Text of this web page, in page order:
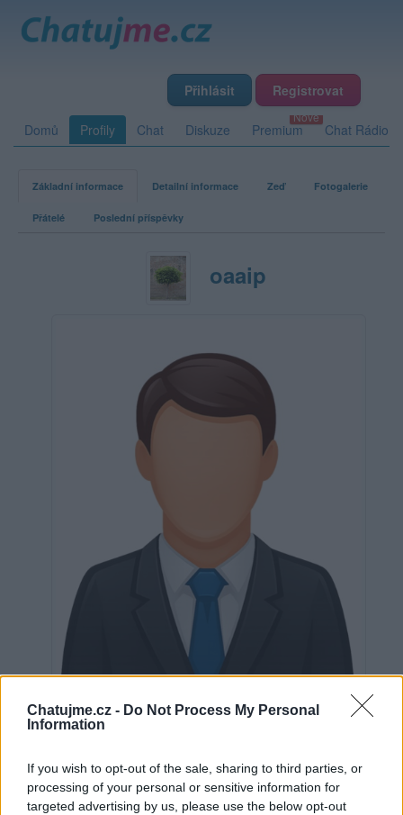
Chatujme.cz - Do Not Process My Personal
Information
If you wish to opt-out of the sale, sharing to third parties, or
processing of your personal or sensitive information for
targeted advertising by us, please use the below opt-out
Přihlásit Registrovat
Domů Profily Chat Diskuze Premium Chat Rádio
Základní informace Detailní informace Zeď Fotogalerie
Přátelé Poslední příspěvky
oaaip
Neověřeno
0 uživatelům se líbí